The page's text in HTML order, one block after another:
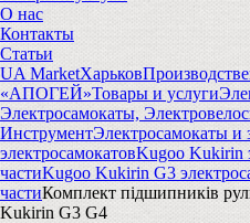
О нас
Контакты
Статьи
UA MarketХарьков
«АПОГЕЙ»Товары и услуги
Электросамокаты,
ИнструментЭлектросамокаты и
электросамокатовKugoo Kukirin
частиKugoo Kukirin G3
частиКомплект підшипників
Kukirin G3 G4